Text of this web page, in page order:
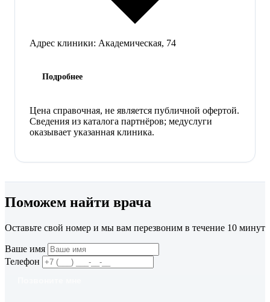
Адрес клиники: Академическая, 74
Подробнее
Цена справочная, не является публичной офертой.
Сведения из каталога партнёров; медуслуги
оказывает указанная клиника.
Поможем найти врача
Оставьте свой номер и мы вам перезвоним в течение 10 минут
Ваше имя
Телефон